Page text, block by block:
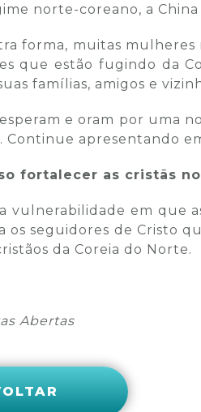
norte-coreano, a China
forma, muitas
que estão fugindo da
famílias, amigos e
e oram por uma
Continue apresentando
fortalecer as cristãs
vulnerabilidade em que
os seguidores de Cristo
da Coreia do Norte.
Abertas